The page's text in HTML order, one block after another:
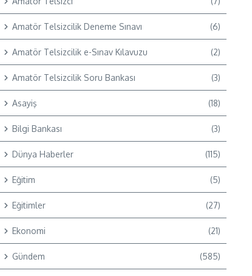
Amatör Telsizcilik Deneme Sınavı (6)
Amatör Telsizcilik e-Sınav Kılavuzu (2)
Amatör Telsizcilik Soru Bankası (3)
Asayiş (18)
Bilgi Bankası (3)
Dünya Haberler (115)
Eğitim (5)
Eğitimler (27)
Ekonomi (21)
Gündem (585)